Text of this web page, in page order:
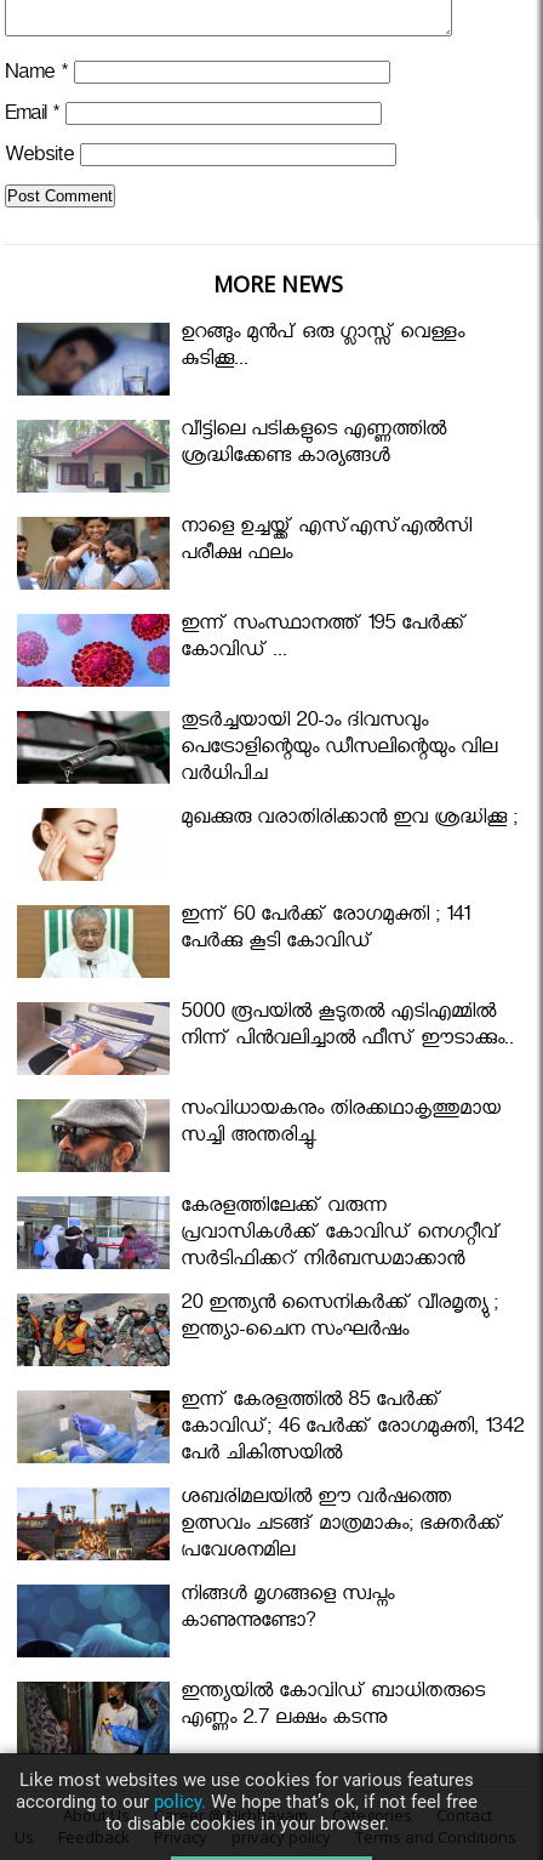
Name *
Email *
Website
MORE NEWS
ഉറങ്ങും മുന്‍പ് ഒരു ഗ്ലാസ്സ് വെള്ളം
കുടിക്കൂ...
വീട്ടിലെ പടികളുടെ എണ്ണത്തിൽ
ശ്രദ്ധിക്കേണ്ട കാര്യങ്ങൾ
നാളെ ഉച്ചയ്ക്ക് എസ്എസ്എല്‍സി
പരീക്ഷ ഫലം
ഇന്ന് സംസ്ഥാനത്ത് 195 പേര്‍ക്ക്
കോവിഡ് ...
തുടർച്ചയായി 20-ാം ദിവസവും
പെട്രോളിന്റെയും ഡീസലിന്റെയും വില
വര്‍ധിപ്പിച്ചു
മുഖക്കുരു വരാതിരിക്കാന്‍ ഇവ ശ്രദ്ധിക്കൂ ;
ഇന്ന് 60 പേർക്ക് രോഗമുക്തി ; 141
പേര്‍ക്കു കൂടി കോവിഡ്
5000 രൂപയിൽ കൂടുതൽ എടിഎമ്മിൽ
നിന്ന് പിൻവലിച്ചാൽ ഫീസ് ഈടാക്കും..
സംവിധായകനും തിരക്കഥാകൃത്തുമായ
സച്ചി അന്തരിച്ചു.
കേരളത്തിലേക്ക് വരുന്ന
പ്രവാസികള്‍ക്ക് കോവിഡ് നെഗറ്റീവ്
സര്‍ട്ടിഫിക്കറ്റ് നിർബന്ധമാക്കാൻ
മന്ത്രിസഭ
20 ഇന്ത്യൻ സൈനികർക്ക് വീരമൃത്യു ;
ഇന്ത്യാ-ചൈന സംഘർഷം
ഇന്ന് കേരളത്തിൽ 85 പേർക്ക്
കോവിഡ്; 46 പേർക്ക് രോഗമുക്തി, 1342
പേർ ചികിത്സയിൽ
ശബരിമലയില്‍ ഈ വർഷത്തെ
ഉത്സവം ചടങ്ങ് മാത്രമാകും; ഭക്തർക്ക്
പ്രവേശനമില്ല
നിങ്ങള്‍ മൃഗങ്ങളെ സ്വപ്നം
കാണുന്നുണ്ടോ?
ഇന്ത്യയിൽ കോവിഡ് ബാധിതരുടെ
എണ്ണം 2.7 ലക്ഷം കടന്നു
About Us Career @ Nirbhayam Categories
Contact
Us
Feedback Privacy privacy policy
Terms and Conditions
Like most websites we use cookies for various features
according to our policy. We hope that’s ok, if not feel free
to disable cookies in your browser.